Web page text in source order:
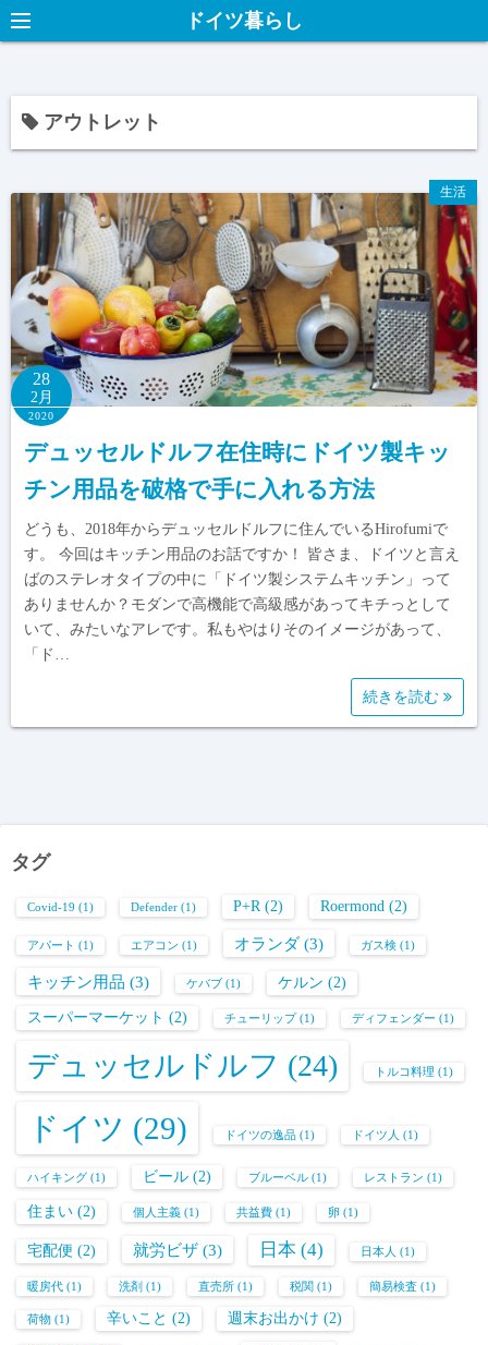
ドイツ暮らし
アウトレット
生活
28
2月
2020
デュッセルドルフ在住時にドイツ製キッ
チン用品を破格で手に入れる方法
どうも、2018年からデュッセルドルフに住んでいるHirofumiで
す。 今回はキッチン用品のお話ですか！ 皆さま、ドイツと言え
ばのステレオタイプの中に「ドイツ製システムキッチン」って
ありませんか？モダンで高機能で高級感があってキチっとして
いて、みたいなアレです。私もやはりそのイメージがあって、
「ド…
続きを読む
タグ
Covid-19 (1) Defender (1) P+R(2) Roermond (2)
アパート (1) エアコン (1) オランダ(3) ガス検 (1)
キッチン用品 (3) ケバブ (1) ケルン (2)
スーパーマーケット (2) チューリップ(1) ディフェンダー (1)
デュッセルドルフ (24) トルコ料理 (1)
ドイツ (29) ドイツの逸品 (1) ドイツ人 (1)
ハイキング (1) ビール (2) ブルーベル (1) レストラン (1)
住まい (2) 個人主義 (1) 共益費 (1) 卵 (1)
宅配便 (2) 就労ビザ (3) 日本 (4) 日本人 (1)
暖房代 (1) 洗剤 (1) 直売所 (1) 税関 (1) 簡易検査 (1)
荷物 (1) 辛いこと (2) 週末お出かけ (2)